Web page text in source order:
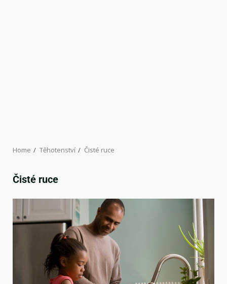
Home Těhotenství Čisté ruce
Čisté ruce